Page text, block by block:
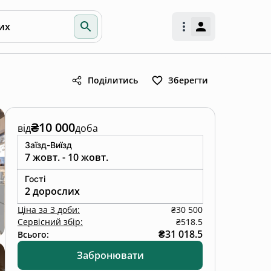
Поділитись Зберегти
від₴10 000доба
Заїзд-Виїзд
7 жовт. - 10 жовт.
Гості
2 дорослих
Ціна за 3 доби:
₴30 500
Сервісний збір:
₴518.5
Всього:
₴31 018.5
Забронювати